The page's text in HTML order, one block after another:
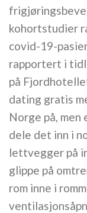
kohortstudier
covid-19-
rapportert i
på
dating gratis
Norge på, men
dele det inn i
lettvegger på
glippe på
rom inne i